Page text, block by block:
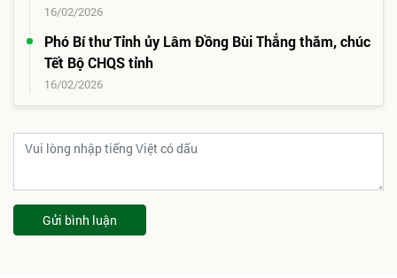
16/02/2026
Phó Bí thư Tỉnh ủy Lâm Đồng Bùi Thắng thăm, chúc
Tết Bộ CHQS tỉnh
16/02/2026
Gửi bình luận